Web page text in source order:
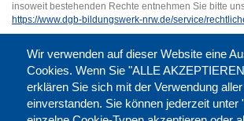
insoweit bestehenden Rechte entnehmen Sie bitte
https://www.dgb-bildungswerk-nrw.de/service/
VORSCHAU
Wir verwenden auf dieser Website eine
Cookies. Wenn Sie "ALLE
erklären Sie sich mit der Verwendung
einverstanden. Sie können jederzeit unter